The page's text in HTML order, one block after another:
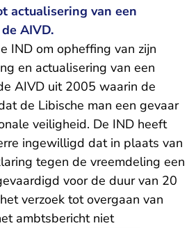
actualisering van een
AIVD.
IND om opheffing van zijn
en actualisering van een
AIVD uit 2005 waarin de
de Libische man een gevaar
veiligheid. De IND heeft
ingewilligd dat in plaats van
tegen de vreemdeling een
voor de duur van 20
verzoek tot overgaan van
ambtsbericht niet